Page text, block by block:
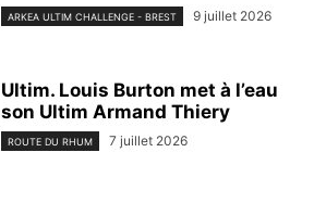
ARKEA ULTIM CHALLENGE - BREST 9 juillet 2026
Ultim. Louis Burton met à l’eau
son Ultim Armand Thiery
ROUTE DU RHUM 7 juillet 2026